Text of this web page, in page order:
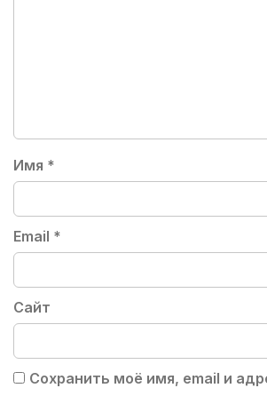
Имя *
Email *
Сайт
Сохранить моё имя, email и